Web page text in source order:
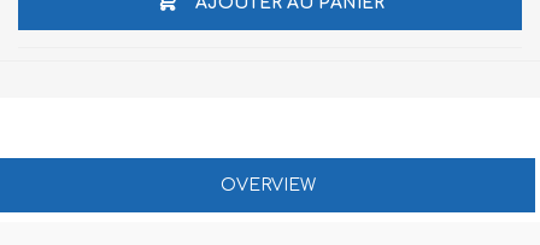
OVERVIEW